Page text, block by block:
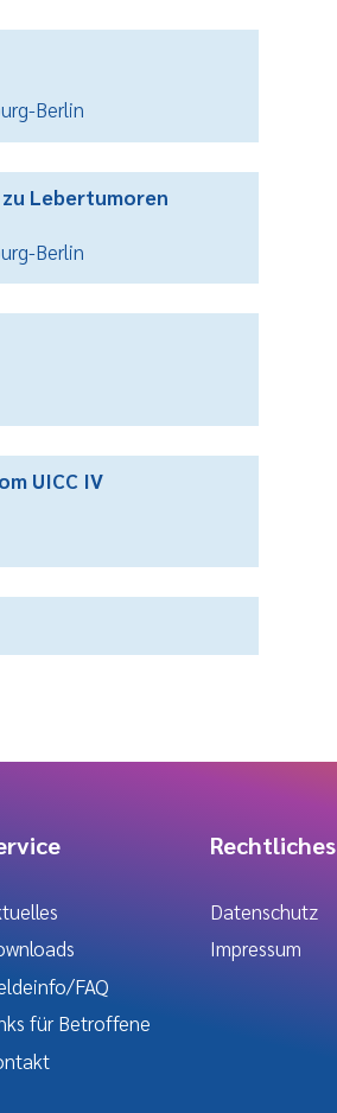
Berlin
Lebertumoren
Berlin
UICC IV
FAQ
für Betroffene
Rechtliches
Datenschutz
Impressum